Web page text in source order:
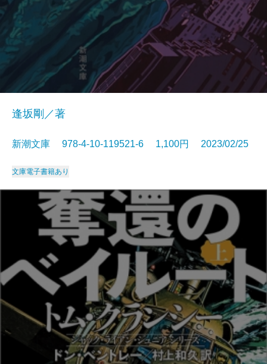
逢坂剛／著
新潮文庫 978-4-10-119521-6 1,100円 2023/02/25
文庫電子書籍あり